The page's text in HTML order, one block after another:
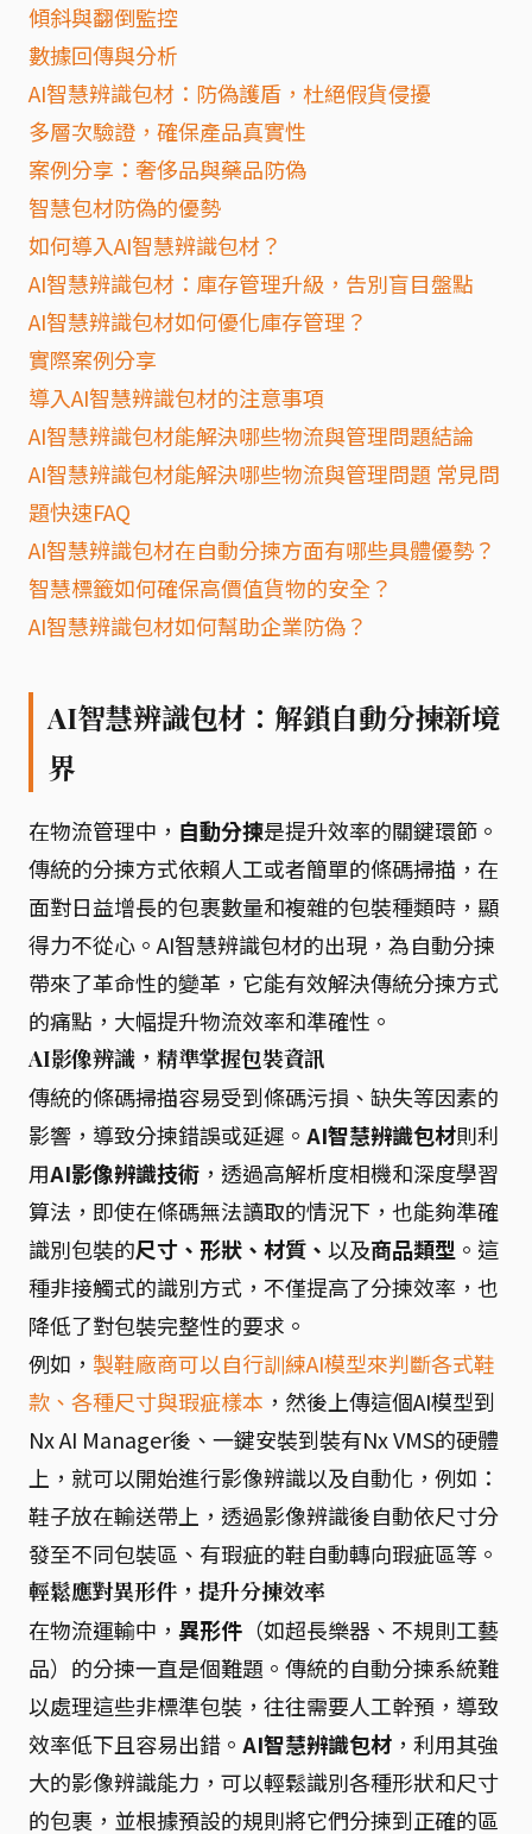
傾斜與翻倒監控
數據回傳與分析
AI智慧辨識包材：防偽護盾，杜絕假貨侵擾
多層次驗證，確保產品真實性
案例分享：奢侈品與藥品防偽
智慧包材防偽的優勢
如何導入AI智慧辨識包材？
AI智慧辨識包材：庫存管理升級，告別盲目盤點
AI智慧辨識包材如何優化庫存管理？
實際案例分享
導入AI智慧辨識包材的注意事項
AI智慧辨識包材能解決哪些物流與管理問題結論
AI智慧辨識包材能解決哪些物流與管理問題 常見問
題快速FAQ
AI智慧辨識包材在自動分揀方面有哪些具體優勢？
智慧標籤如何確保高價值貨物的安全？
AI智慧辨識包材如何幫助企業防偽？
AI智慧辨識包材：解鎖自動分揀新境
界
在物流管理中， 自動分揀是提升效率的關鍵環節。
傳統的分揀方式依賴人工或者簡單的條碼掃描，在
面對日益增長的包裹數量和複雜的包裝種類時，顯
得力不從心。AI智慧辨識包材的出現，為自動分揀
帶來了革命性的變革，它能有效解決傳統分揀方式
的痛點，大幅提升物流效率和準確性。
AI影像辨識，精準掌握包裝資訊
傳統的條碼掃描容易受到條碼污損、缺失等因素的
影響，導致分揀錯誤或延遲。 AI智慧辨識包材則利
用AI影像辨識技術 ，透過高解析度相機和深度學習
算法，即使在條碼無法讀取的情況下，也能夠準確
識別包裝的尺寸、形狀、材質、 以及商品類型 。這
種非接觸式的識別方式，不僅提高了分揀效率，也
降低了對包裝完整性的要求。
例如， 製鞋廠商可以自行訓練AI模型來判斷各式鞋
款、各種尺寸與瑕疵樣本 ，然後上傳這個AI模型到
Nx AI Manager後、一鍵安裝到裝有Nx VMS的硬體
上，就可以開始進行影像辨識以及自動化，例如：
鞋子放在輸送帶上，透過影像辨識後自動依尺寸分
發至不同包裝區、有瑕疵的鞋自動轉向瑕疵區等。
輕鬆應對異形件，提升分揀效率
在物流運輸中， 異形件 （如超長樂器、不規則工藝
品）的分揀一直是個難題。傳統的自動分揀系統難
以處理這些非標準包裝，往往需要人工幹預，導致
效率低下且容易出錯。 AI智慧辨識包材 ，利用其強
大的影像辨識能力，可以輕鬆識別各種形狀和尺寸
的包裹，並根據預設的規則將它們分揀到正確的區